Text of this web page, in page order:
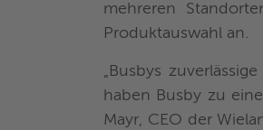
mehreren
Produktauswahl an.
„Busbys
haben Busby zu
Mayr, CEO der